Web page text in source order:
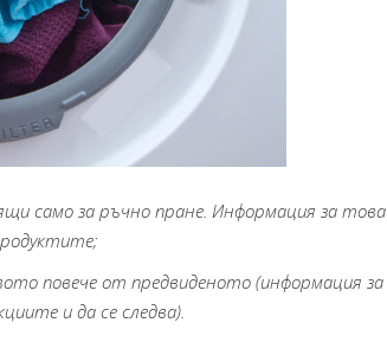
само за ръчно пране. Информация за това
повече от предвиденото (информация за
и да се следва).